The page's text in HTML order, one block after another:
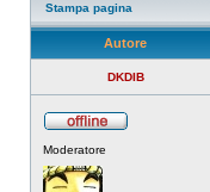
Stampa pagina
Autore
DKDIB
Moderatore